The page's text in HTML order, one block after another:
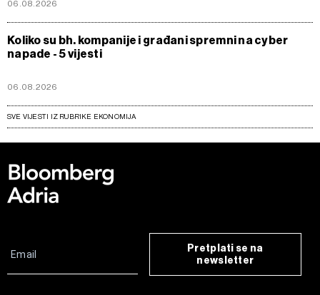
06.08.2026
Koliko su bh. kompanije i građani spremni na cyber
napade - 5 vijesti
06.08.2026
SVE VIJESTI IZ RUBRIKE EKONOMIJA
Pretplati se na
newsletter